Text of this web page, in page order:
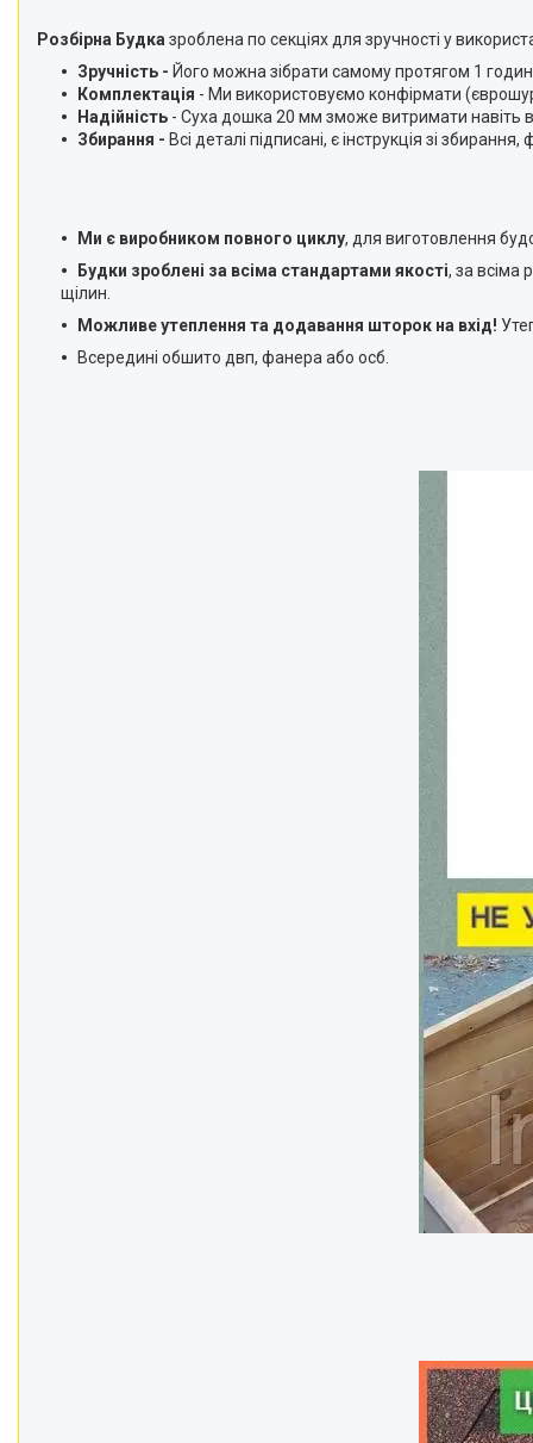
Розбірна Будка зроблена по секціях для зручності у
Зручність - Його можна зібрати самому протягом 1
Комплектація - Ми використовуємо конфірмати
Надійність - Суха дошка 20 мм зможе витримати навіть
Збирання - Всі деталі підписані, є інструкція зі збирання,
Ми є виробником повного циклу, для виготовлення
Будки зроблені за всіма стандартами якості, за всіма
щілин.
Можливе утеплення та додавання шторок на вхід!
Всередині обшито двп, фанера або осб.